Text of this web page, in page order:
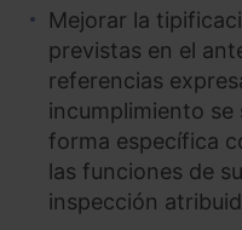
Mejorar la
previstas en el
referencias
incumplimiento se
forma específica
las funciones de
inspección